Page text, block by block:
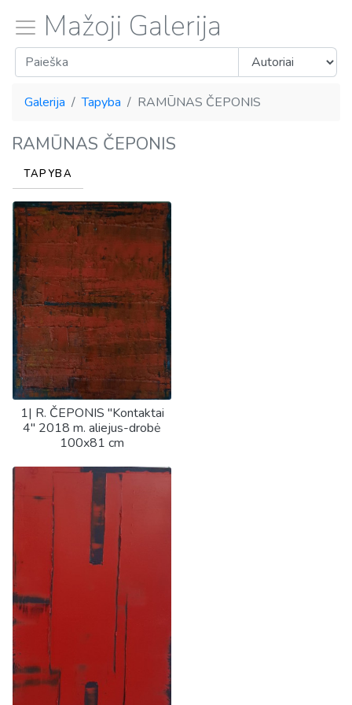
Mažoji Galerija
Galerija Tapyba RAMŪNAS ČEPONIS
RAMŪNAS ČEPONIS
TAPYBA
1| R. ČEPONIS "Kontaktai
4" 2018 m. aliejus-drobė
100x81 cm